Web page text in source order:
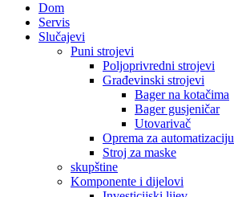
Dom
Servis
Slučajevi
Puni strojevi
Poljoprivredni strojevi
Građevinski strojevi
Bager na kotačima
Bager gusjeničar
Utovarivač
Oprema za automatizaciju
Stroj za maske
skupštine
Komponente i dijelovi